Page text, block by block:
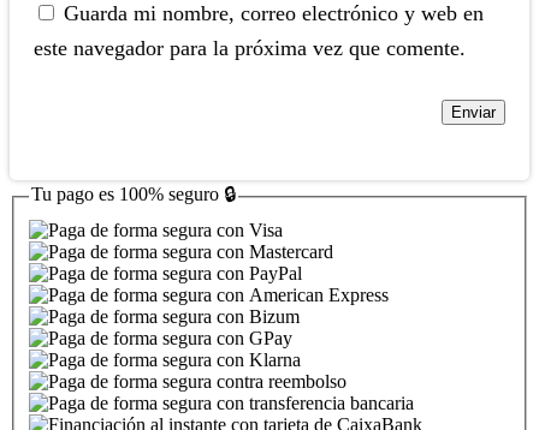
Guarda mi nombre, correo electrónico y web en
este navegador para la próxima vez que comente.
Tu pago es 100% seguro 🔒